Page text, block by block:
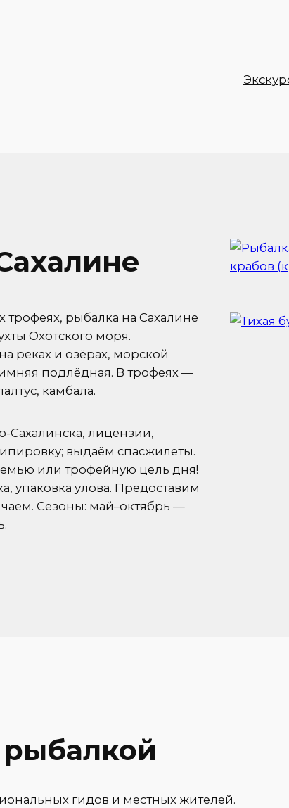
трофеях, рыбалка на Сахалине
Охотского моря.
реках и озёрах, морской
подлёдная. В трофеях —
камбала.
лицензии,
выдаём спасжилеты.
или трофейную цель дня!
упаковка улова. Предоставим
Сезоны: май–октябрь —
гидов и местных жителей.